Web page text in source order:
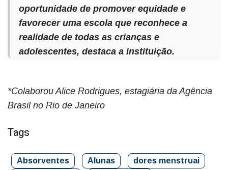
oportunidade de promover equidade e
favorecer uma escola que reconhece a
realidade de todas as crianças e
adolescentes, destaca a instituição.
*Colaborou Alice Rodrigues, estagiária da Agência
Brasil no Rio de Janeiro
Tags
Absorventes Alunas
dores menstruai